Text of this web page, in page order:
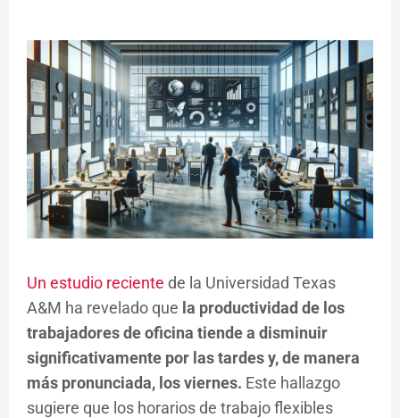
Un estudio reciente de la Universidad Texas
A&M ha revelado que la productividad de los
trabajadores de oficina tiende a disminuir
significativamente por las tardes y, de manera
más pronunciada, los viernes. Este hallazgo
sugiere que los horarios de trabajo flexibles